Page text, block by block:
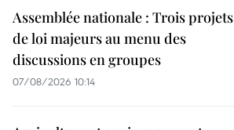
Assemblée nationale : Trois projets
de loi majeurs au menu des
discussions en groupes
07/08/2026 10:14